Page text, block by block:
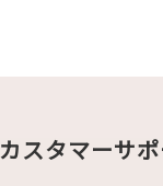
カスタマーサ